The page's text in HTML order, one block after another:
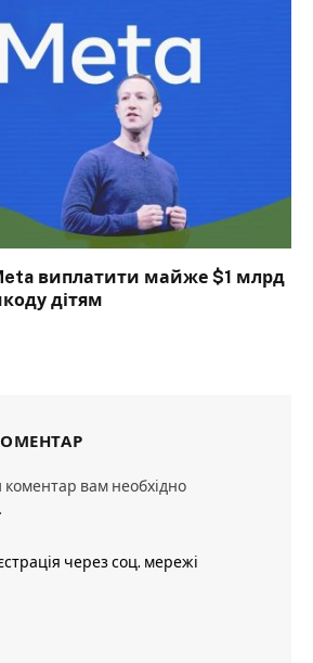
виплатити майже $1 млрд
дітям
вам необхідно
.
через соц. мережі